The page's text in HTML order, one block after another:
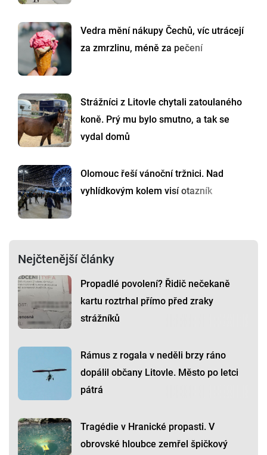
Vedra mění nákupy Čechů, víc utrácejí
za zmrzlinu, méně za pečení
Strážníci z Litovle chytali zatoulaného
koně. Prý mu bylo smutno, a tak se
vydal domů
Olomouc řeší vánoční tržnici. Nad
vyhlídkovým kolem visí otazník
Nejčtenější články
Propadlé povolení? Řidič nečekaně
kartu roztrhal přímo před zraky
strážníků
Rámus z rogala v neděli brzy ráno
dopálil občany Litovle. Město po letci
pátrá
Tragédie v Hranické propasti. V
obrovské hloubce zemřel špičkový